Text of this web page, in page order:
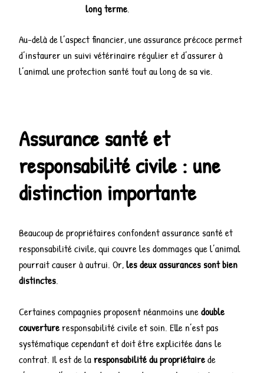
long terme.
Au-delà de l’aspect financier, une assurance précoce permet
d’instaurer un suivi vétérinaire régulier et d’assurer à
l’animal une protection santé tout au long de sa vie.
Assurance santé et
responsabilité civile : une
distinction importante
Beaucoup de propriétaires confondent assurance santé et
responsabilité civile, qui couvre les dommages que l’animal
pourrait causer à autrui. Or,les deux assurances sont bien
distinctes.
Certaines compagnies proposent néanmoins unedouble
couvertureresponsabilité civile et soin. Elle n’est pas
systématique cependant et doit être explicitée dans le
contrat. Il est de laresponsabilité du propriétairede